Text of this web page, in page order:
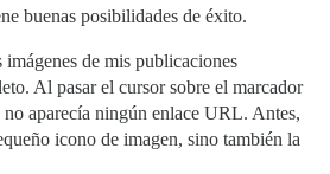
buenas posibilidades de éxito.
de mis publicaciones
Al pasar el cursor sobre el marcador
aparecía ningún enlace URL. Antes,
icono de imagen, sino también la